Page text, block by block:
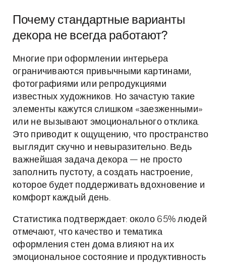
Почему стандартные варианты
декора не всегда работают?
Многие при оформлении интерьера
ограничиваются привычными картинами,
фотографиями или репродукциями
известных художников. Но зачастую такие
элементы кажутся слишком «заезженными»
или не вызывают эмоционального отклика.
Это приводит к ощущению, что пространство
выглядит скучно и невыразительно. Ведь
важнейшая задача декора — не просто
заполнить пустоту, а создать настроение,
которое будет поддерживать вдохновение и
комфорт каждый день.
Статистика подтверждает: около 65% людей
отмечают, что качество и тематика
оформления стен дома влияют на их
эмоциональное состояние и продуктивность